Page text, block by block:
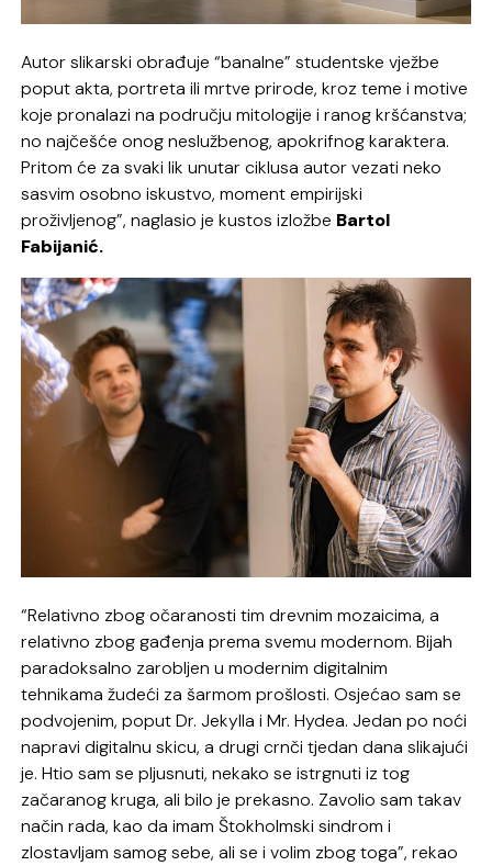
Autor slikarski obrađuje “banalne” studentske vježbe
poput akta, portreta ili mrtve prirode, kroz teme i motive
koje pronalazi na području mitologije i ranog kršćanstva;
no najčešće onog neslužbenog, apokrifnog karaktera.
Pritom će za svaki lik unutar ciklusa autor vezati neko
sasvim osobno iskustvo, moment empirijski
proživljenog”, naglasio je kustos izložbe Bartol
Fabijanić.
“Relativno zbog očaranosti tim drevnim mozaicima, a
relativno zbog gađenja prema svemu modernom. Bijah
paradoksalno zarobljen u modernim digitalnim
tehnikama žudeći za šarmom prošlosti. Osjećao sam se
podvojenim, poput Dr. Jekylla i Mr. Hydea. Jedan po noći
napravi digitalnu skicu, a drugi crnči tjedan dana slikajući
je. Htio sam se pljusnuti, nekako se istrgnuti iz tog
začaranog kruga, ali bilo je prekasno. Zavolio sam takav
način rada, kao da imam Štokholmski sindrom i
zlostavljam samog sebe, ali se i volim zbog toga”, rekao